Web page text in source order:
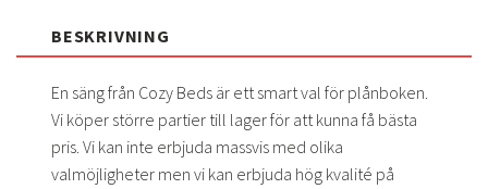
BESKRIVNING
En säng från Cozy Beds är ett smart val för plånboken.
Vi köper större partier till lager för att kunna få bästa
pris. Vi kan inte erbjuda massvis med olika
valmöjligheter men vi kan erbjuda hög kvalité på